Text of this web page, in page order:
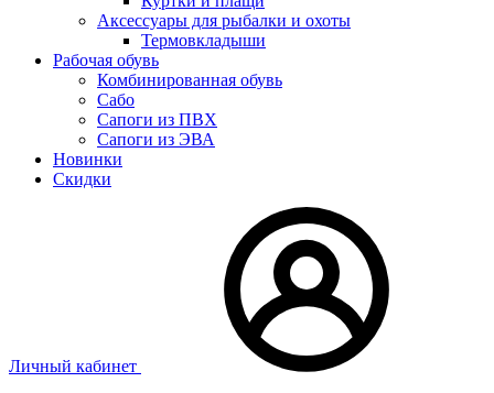
Аксессуары для рыбалки и охоты
Термовкладыши
Рабочая обувь
Комбинированная обувь
Сабо
Сапоги из ПВХ
Сапоги из ЭВА
Новинки
Скидки
Личный кабинет